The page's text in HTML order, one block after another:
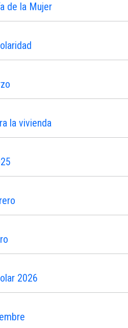
de la Mujer
la vivienda
2026